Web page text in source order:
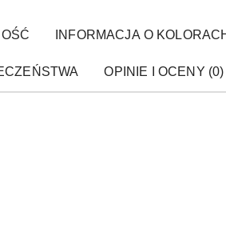
INFORMACJA O
OPINIE I OCENY (0)